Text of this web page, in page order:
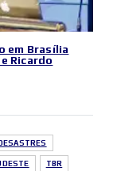
em Brasília
Ricardo
TBR